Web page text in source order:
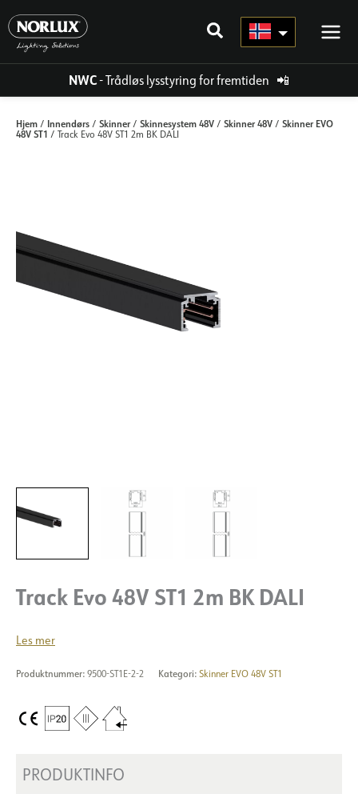
rett
innholdet
NWC- Trådløs lysstyring for fremtiden 📲
Hjem / Innendørs / Skinner/ Skinnesystem 48V / Skinner 48V / Skinner EVO
48V ST1 / Track Evo 48V ST1 2m BK DALI
Track Evo 48V ST1 2m BK DALI
Les mer
Produktnummer: 9500-ST1E-2-2 Kategori: Skinner EVO 48V ST1
PRODUKTINFO